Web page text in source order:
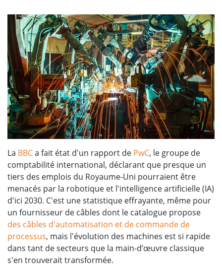
La BBCa fait état d'un rapport de PwC, le groupe de
comptabilité international, déclarant que presque un
tiers des emplois du Royaume-Uni pourraient être
menacés par la robotique et l'intelligence artificielle (IA)
d'ici 2030. C'est une statistique effrayante, même pour
un fournisseur de câbles dont le catalogue propose
des câbles d'automatisation et de commande de
processus, mais l'évolution des machines est si rapide
dans tant de secteurs que la main-d’œuvre classique
s'en trouverait transformée.